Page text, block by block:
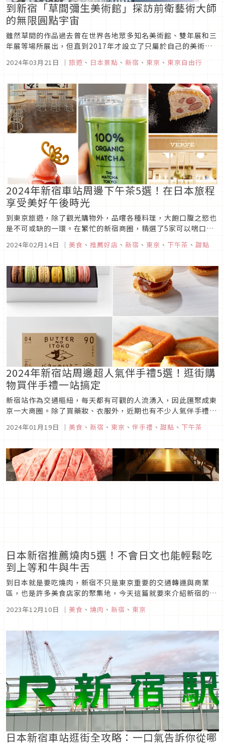
到新宿「草間彌生美術館」探訪前衛藝術大師
的無限圓點宇宙
雖然草間的作品過去曾在世界各地眾多知名美術館、雙年展和三
年展等場所展出，但直到2017年才設立了只屬於自己的美術館
運。目的是在透過展示草間的作品和相關資料，推廣和促進草間
2024年03月21日 ｜ 旅遊 、 日本景點 、 新宿 、 東京 、 東京自由行
2024年新宿車站周邊下午茶5選！在日本旅程
享受美好午後時光
到東京旅遊，除了觀光購物外，品嚐各種料理，大飽口腹之慾也
是不可或缺的一環。在繁忙的新宿商圈，精選了5家可以喘口氣
歇歇腳的店家，下午茶時間喝杯飲料，補充一下能量吧！
2024年02月14日 ｜ 美食 、 推薦好店 、 新宿 、 東京 、 下午茶 、 甜點
2024年新宿站周邊超人氣伴手禮5選！逛街購
物買伴手禮一站搞定
新宿站作為交通樞紐，每天都有可觀的人流湧入，因此匯聚成東
京一大商圈。除了買藥妝、衣服外，近期也有不少人氣伴手禮店
家在新宿展店，一起來看看新宿站周邊人氣伴手禮五選吧！
2024年01月19日 ｜ 美食 、 新宿 、 東京 、 伴手禮 、 甜點 、 下午茶
日本新宿推薦燒肉5選！不會日文也能輕鬆吃
到上等和牛與牛舌
到日本就是要吃燒肉，新宿不只是東京重要的交通轉運與商業
區，也是許多美食店家的聚集地，今天這篇就要來介紹新宿的燒
有，甚至還有提供中文菜單的店家，讓你不會日文也不用煩惱！
2023年12月10日 ｜ 美食 、 燒肉 、 新宿 、 東京
日本新宿車站逛街全攻略：一口氣告訴你從哪